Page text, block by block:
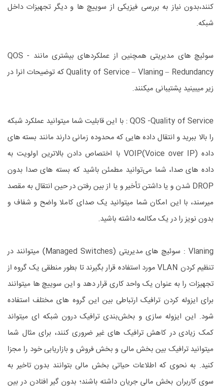
کنند،بدون نیاز به بررسی فیزیکی از سوییچ ها و دیگر تجهیزات داخل
شبکه.
سوئیچ های مدیریتی همچنین از عملکردهای بیشتری مانند QOS -
Quality of Service – Vlaning – Redundancy که توضیحات انرا در
زیر میبینید پشتیبانی میکنند.
QOS -Quality of Service : با این قابلیت شما میتوانید عملکرد شبکه
را بالا ببرید و انتقال داده هایی که محدوده زمانی دارند مانند بسته های
داده (VOIP(Voice over IP با اختصاص دادن بالاترین اولویت به
داده های صدا، شما می‌توانید مطمئن باشید که بسته های صدا بدون
DROP شدن و یا داشتن تأخیر و یا از بین رفتن در حین انتقال به مقصد
میرسند، با این امکان شما میتوانید یک صدای کاملا واضح و شفاف و
بدون نویز را در یک مکالمه داشته باشید.
Vlaning : سوئیچ های مدیریتی (Managed Switches) میتوانند در
تنظیم کردن VLAN مورد استفاده قرار بگیرند تا بطور منطقی یک گروه از
تجهیزات را به عنوان یک واحد کاری قرار دهد و این سوییچ ها میتوانند
برای ایزوله کردن ترافیک ارتباطی بین این گروه های مختلف استفاده
شود. این ایزوله سازی و بخش‌بندی ترافیک درون شبکه ای میتواند
کمک زیادی در کاهش ترافیک های غیر ضروری کنند، برای مثال شما
میتوانید ترافیک بین بخش مالی و بخش فروش و بازاریابی خود را مجزا
کنید. به نحوی که اطلاعات حیاتی بخش مالی بتوانند بدون تاخیر به
سوی کاربران بخش مالی جریان داشته باشند؛ بدون گیر افتادن در بین